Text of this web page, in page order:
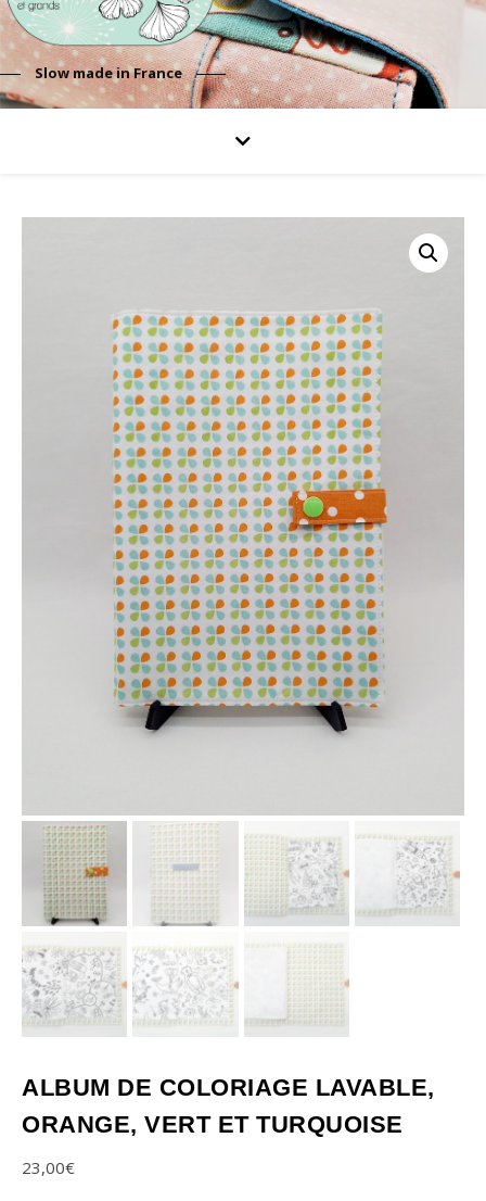
Slow made in France
ALBUM DE COLORIAGE LAVABLE,
ORANGE, VERT ET TURQUOISE
23,00€